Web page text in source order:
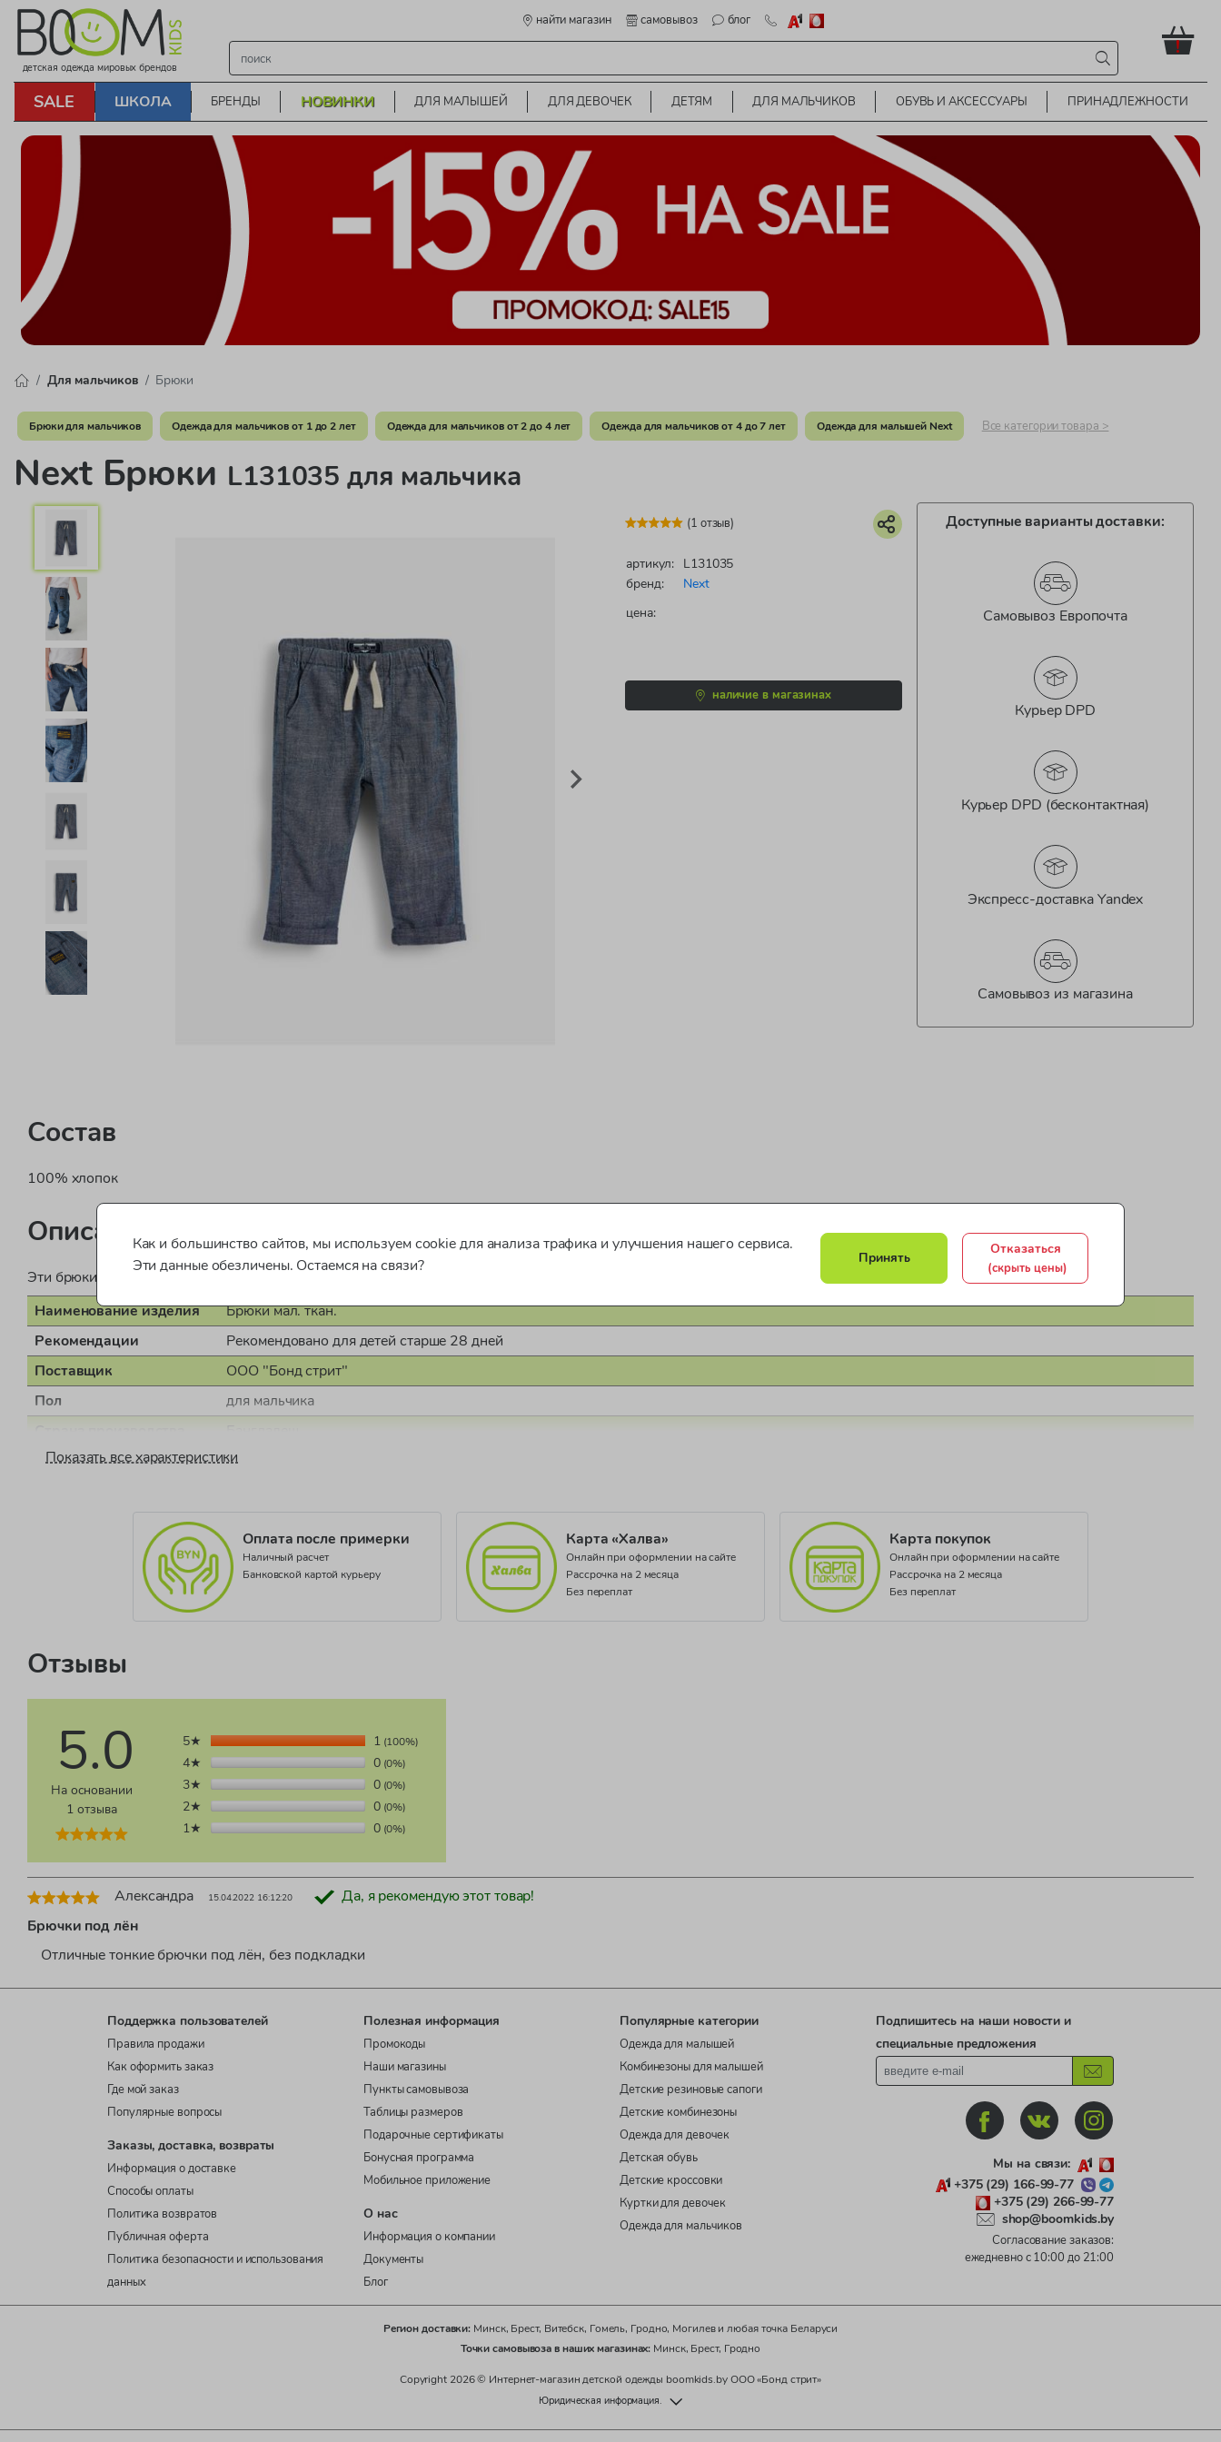
детская одежда мировых брендов
найти магазин самовывоз блог
!
SALE ШКОЛА БРЕНДЫ НОВИНКИ ДЛЯ МАЛЫШЕЙ ДЛЯ ДЕВОЧЕК ДЕТЯМ ДЛЯ МАЛЬЧИКОВ ОБУВЬ И АКСЕССУАРЫ ПРИНАДЛЕЖНОСТИ
Для мальчиков Брюки
Брюки для мальчиков Одежда для мальчиков от 1 до 2 лет Одежда для мальчиков от 2 до 4 лет Одежда для мальчиков от 4 до 7 лет Одежда для малышей Next Все категории товара >
Next Брюки L131035 для мальчика
(1 отзыв)
артикул: L131035
бренд:
Next
цена:
наличие в магазинах
Доступные варианты доставки:
Самовывоз Европочта
Курьер DPD
Курьер DPD (бесконтактная)
Экспресс-доставка Yandex
Самовывоз из магазина
Состав
100% хлопок
Описание
Эти брюки непременно станут новым фаворитом гардероба. Свободный крой, карманы и фирменная нашивка. Эластичный пояс без застежек.
Наименование изделия
Брюки мал. ткан.
Рекомендации
Рекомендовано для детей старше 28 дней
Поставщик
ООО "Бонд стрит"
Пол
для мальчика
Документ о соответствии
СТС RU C-GB.АЛ14.В.08966
Показать все характеристики
Оплата после примерки
Наличный расчет
Банковской картой курьеру
Карта «Халва»
Онлайн при оформлении на сайте
Рассрочка на 2 месяца
Без переплат
Карта покупок
Онлайн при оформлении на сайте
Рассрочка на 2 месяца
Без переплат
Отзывы
5.0
На основании
1 отзыва
5★ 1(100%)
4★ 0(0%)
3★ 0(0%)
2★ 0(0%)
1★ 0(0%)
Александра 15.04.2022 16:12:20
Да, я рекомендую этот товар!
Брючки под лён
Отличные тонкие брючки под лён, без подкладки
Поддержка пользователей
Правила продажи
Как оформить заказ
Где мой заказ
Популярные вопросы
Заказы, доставка, возвраты
Информация о доставке
Способы оплаты
Политика возвратов
Публичная оферта
Политика безопасности и использования
данных
Полезная информация
Промокоды
Наши магазины
Пункты самовывоза
Таблицы размеров
Подарочные сертификаты
Бонусная программа
Мобильное приложение
О нас
Информация о компании
Документы
Блог
Популярные категории
Одежда для малышей
Комбинезоны для малышей
Детские резиновые сапоги
Детские комбинезоны
Одежда для девочек
Детская обувь
Детские кроссовки
Куртки для девочек
Одежда для мальчиков
Подпишитесь на наши новости и
специальные предложения
Мы на связи:
+375 (29) 166-99-77
+375 (29) 266-99-77
shop@boomkids.by
Согласование заказов:
ежедневно с 10:00 до 21:00
Регион доставки: Минск, Брест, Витебск, Гомель, Гродно, Могилев и любая точка Беларуси
Точки самовывоза в наших магазинах: Минск, Брест, Гродно
Copyright 2026 © Интернет-магазин детской одежды boomkids.by ООО «Бонд стрит»
Юридическая информация.
Как и большинство сайтов, мы используем cookie для анализа трафика и улучшения нашего сервиса.
Эти данные обезличены. Остаемся на связи?
Принять
Отказаться
(скрыть цены)